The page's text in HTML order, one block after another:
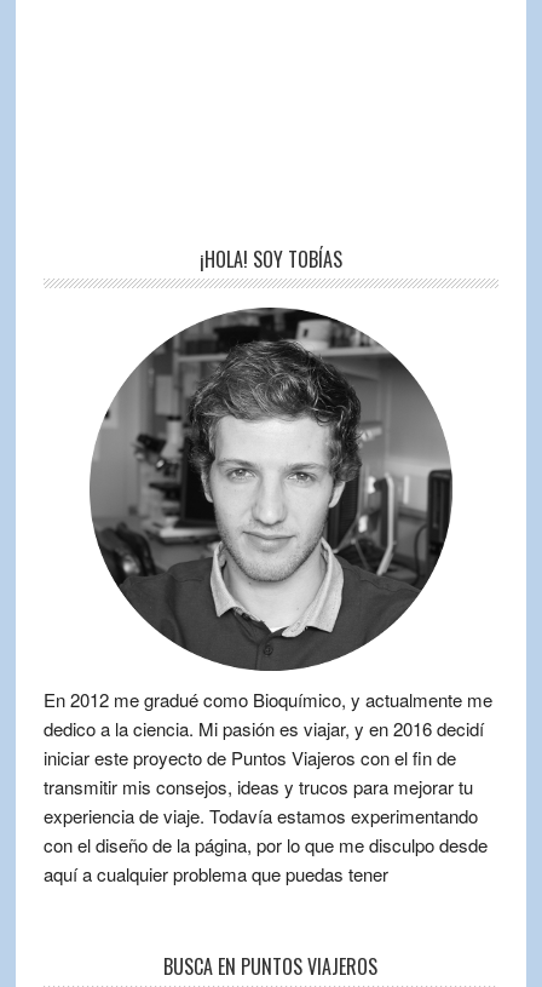
¡HOLA! SOY TOBÍAS
En 2012 me gradué como Bioquímico, y actualmente me
dedico a la ciencia. Mi pasión es viajar, y en 2016 decidí
iniciar este proyecto de Puntos Viajeros con el fin de
transmitir mis consejos, ideas y trucos para mejorar tu
experiencia de viaje. Todavía estamos experimentando
con el diseño de la página, por lo que me disculpo desde
aquí a cualquier problema que puedas tener
BUSCA EN PUNTOS VIAJEROS